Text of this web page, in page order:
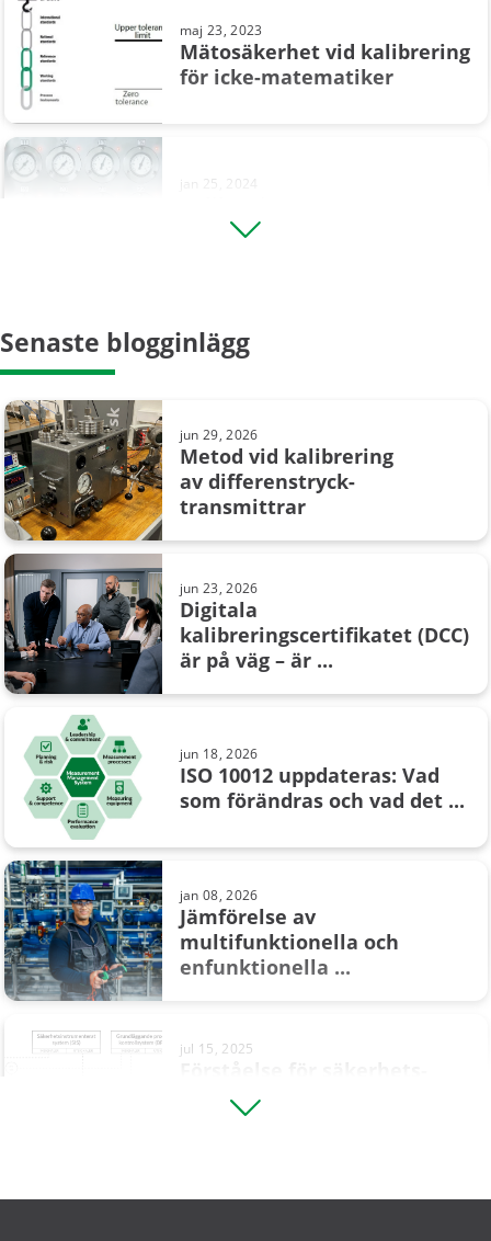
maj 23, 2023
Mätosäkerhet vid kalibrering
för icke-matematiker
jan 25, 2024
20 saker man bör tänka på
Förståelse för säkerhets­
instrumenterade system (SIS) och
...
dec 21, 2023
Kalibrering av
temperatursensorer
nov 26, 2024
Vad är barometriskt tryck?
apr 08, 2024
Metrologisk spårbarhet vid
kalibrering – Är du spårbar?
maj 20, 2024
Kompensation för
termoelementets kalla ...
Senaste blogginlägg
jun 29, 2026
Metod vid kalibrering
av differenstryck­
transmittrar
jun 23, 2026
Digitala
kalibreringscertifikatet (DCC)
är på väg – är ...
jun 18, 2026
ISO 10012 uppdateras: Vad
som förändras och vad det ...
jan 08, 2026
Jämförelse av
multifunktionella och
enfunktionella ...
jul 15, 2025
instrumenterade system
(SIS) och ...